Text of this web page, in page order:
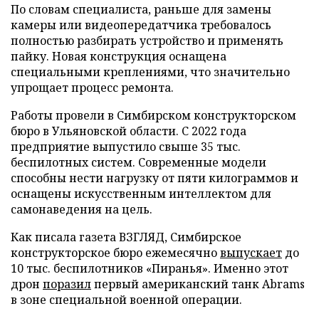
По словам специалиста, раньше для замены
камеры или видеопередатчика требовалось
полностью разбирать устройство и применять
пайку. Новая конструкция оснащена
специальными креплениями, что значительно
упрощает процесс ремонта.
Работы провели в Симбирском конструкторском
бюро в Ульяновской области. С 2022 года
предприятие выпустило свыше 35 тыс.
беспилотных систем. Современные модели
способны нести нагрузку от пяти килограммов и
оснащены искусственным интеллектом для
самонаведения на цель.
Как писала газета ВЗГЛЯД, Симбирское
конструкторское бюро ежемесячновыпускает до
10 тыс. беспилотников «Пиранья». Именно этот
дрон поразилпервый американский танк Abrams
в зоне специальной военной операции.